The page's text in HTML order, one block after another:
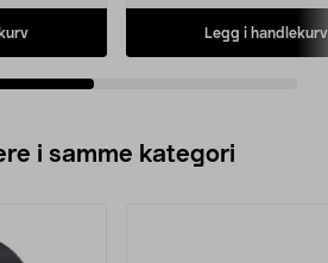
Legg i handlekurv
i samme kategori